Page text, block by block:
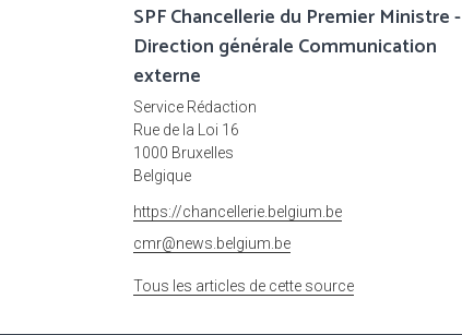
SPF Chancellerie du Premier Ministre -
Direction générale Communication
externe
Service Rédaction
Rue de la Loi 16
1000 Bruxelles
Belgique
https://chancellerie.belgium.be
cmr@news.belgium.be
Tous les articles de cette source